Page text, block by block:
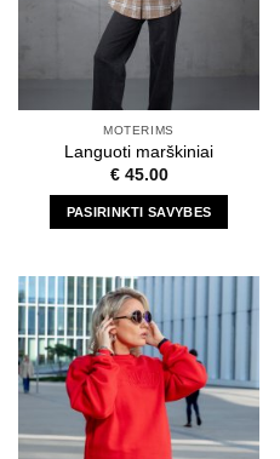
MOTERIMS
Languoti marškiniai
€45.00
PASIRINKTI SAVYBES
has
multiple
variants.
The
options
may